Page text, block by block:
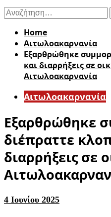
Αναζήτηση
για:
Home
Αιτωλοακαρνανία
Εξαρθρώθηκε
και διαρρήξεις σε
Αιτωλοακαρνανία
Αιτωλοακαρνανία
Εξαρθρώθηκε
διέπραττε
διαρρήξεις σε
4 Ιουνίου 2025